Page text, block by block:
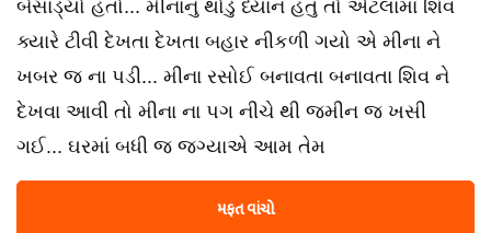
બેસાડ્યો હતો... મીનાનું થોડું ધ્યાન હતું તો એટલામાં શિવ
ક્યારે ટીવી દેખતા દેખતા બહાર નીકળી ગયો એ મીના ને
ખબર જ ના પડી... મીના રસોઈ બનાવતા બનાવતા શિવ ને
દેખવા આવી તો મીના ના પગ નીચે થી જમીન જ ખસી
ગઈ... ઘરમાં બધી જ જગ્યાએ આમ તેમ
મફત વાંચો